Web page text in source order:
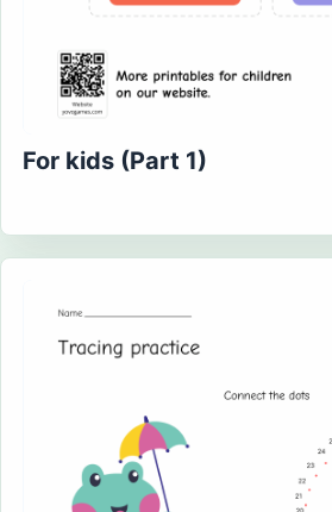
For kids (Part 1)